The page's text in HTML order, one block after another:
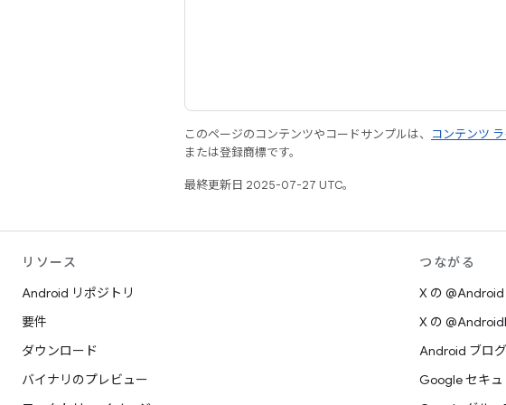
このページのコンテンツやコードサンプルは、 コンテンツ
または登録商標です。
最終更新日 2025-07-27 UTC。
リソース
Android リポジトリ
要件
ダウンロード
バイナリのプレビュー
つながる
X の @Android
X の
Android ブログ
Google セキュ